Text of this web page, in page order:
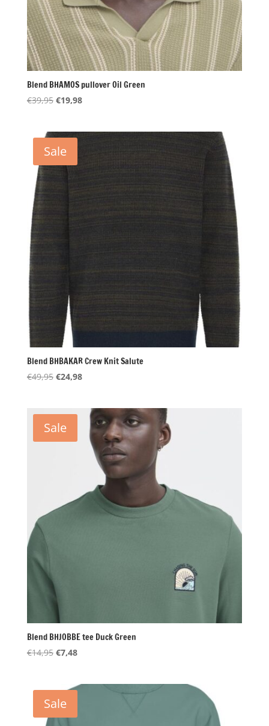
Blend BHAMOS pullover Oil Green
€39,95 Oorspronkelijke
€39,95.
€19,98Huidige
Sale
Blend BHBAKAR Crew Knit Salute
€49,95 Oorspronkelijke
€49,95.
€24,98Huidige
€24,98.
Sale
Blend BHJOBBE tee Duck Green
€14,95 Oorspronkelijke
€14,95.
€7,48Huidige
€7,48.
Sale